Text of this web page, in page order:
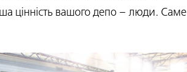
цінність вашого депо – люди. Саме